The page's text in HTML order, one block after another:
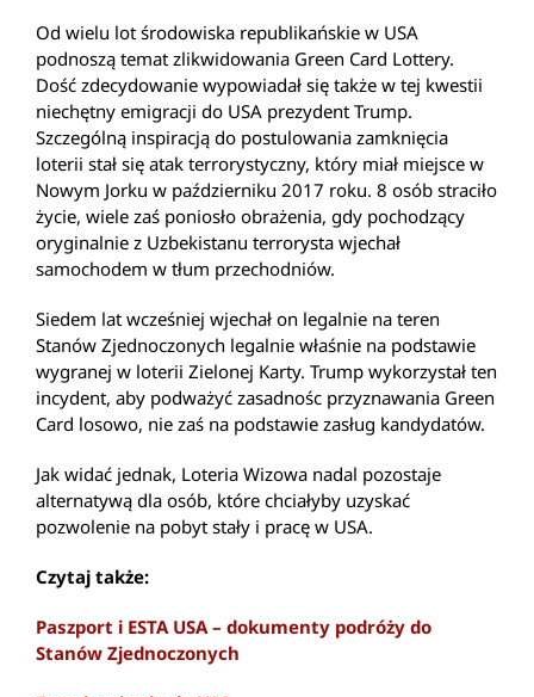
Od wielu lot środowiska republikańskie w USA
podnoszą temat zlikwidowania Green Card Lottery.
Dość zdecydowanie wypowiadał się także w tej kwestii
niechętny emigracji do USA prezydent Trump.
Szczególną inspiracją do postulowania zamknięcia
loterii stał się atak terrorystyczny, który miał miejsce w
Nowym Jorku w październiku 2017 roku. 8 osób straciło
życie, wiele zaś poniosło obrażenia, gdy pochodzący
oryginalnie z Uzbekistanu terrorysta wjechał
samochodem w tłum przechodniów.
Siedem lat wcześniej wjechał on legalnie na teren
Stanów Zjednoczonych legalnie właśnie na podstawie
wygranej w loterii Zielonej Karty. Trump wykorzystał ten
incydent, aby podważyć zasadnośc przyznawania Green
Card losowo, nie zaś na podstawie zasług kandydatów.
Jak widać jednak, Loteria Wizowa nadal pozostaje
alternatywą dla osób, które chciałyby uzyskać
pozwolenie na pobyt stały i pracę w USA.
Czytaj także:
Paszport i ESTA USA – dokumenty podróży do
Stanów Zjednoczonych